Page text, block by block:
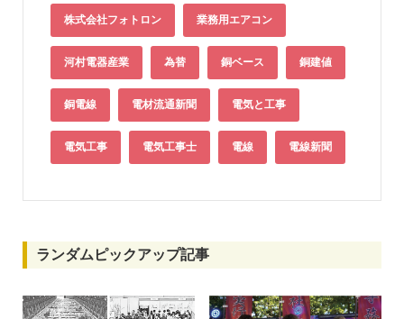
株式会社フォトロン 業務用エアコン
河村電器産業 為替 銅ベース 銅建値
銅電線 電材流通新聞 電気と工事
電気工事 電気工事士 電線 電線新聞
ランダムピックアップ記事